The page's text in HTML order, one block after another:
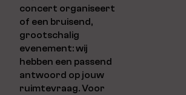
concert organiseert
of een bruisend,
grootschalig
evenement: wij
hebben een passend
antwoord op jouw
ruimtevraag. Voor